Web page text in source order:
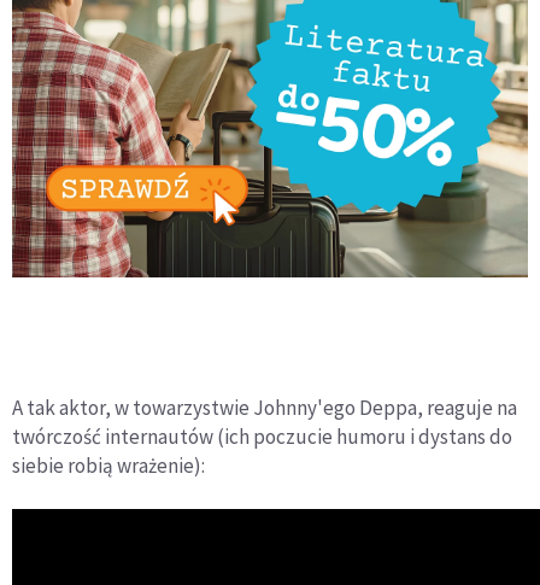
A tak aktor, w towarzystwie Johnny'ego Deppa, reaguje na
twórczość internautów (ich poczucie humoru i dystans do
siebie robią wrażenie):